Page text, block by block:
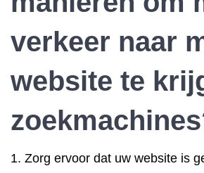
verkeer naar
website te
1. Zorg ervoor dat uw website is